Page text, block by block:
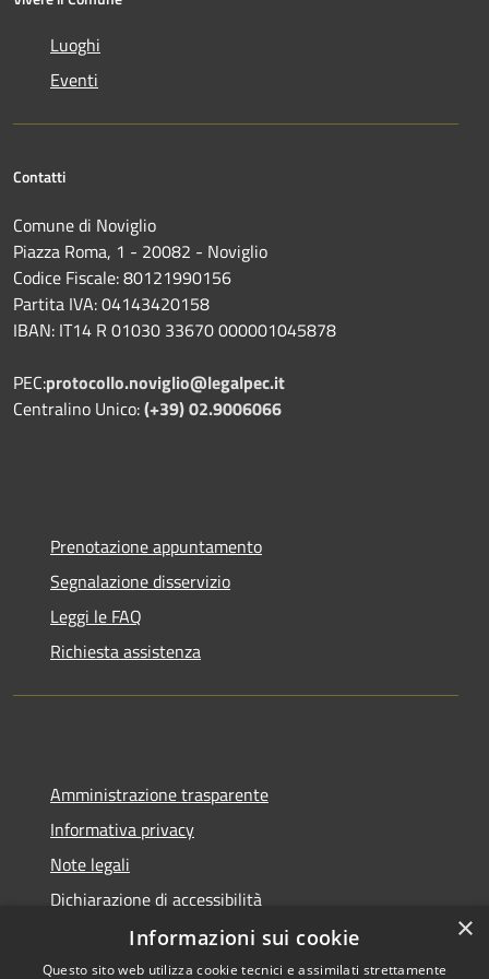
Luoghi
Eventi
Contatti
Comune di Noviglio
Piazza Roma, 1 - 20082 - Noviglio
Codice Fiscale: 80121990156
Partita IVA: 04143420158
IBAN: IT14 R 01030 33670 000001045878
PEC:protocollo.noviglio@legalpec.it
Centralino Unico:(+39) 02.9006066
Prenotazione appuntamento
Segnalazione disservizio
Leggi le FAQ
Richiesta assistenza
Amministrazione trasparente
Informativa privacy
Note legali
Dichiarazione di accessibilità
×
Informazioni sui cookie
Questo sito web utilizza cookie tecnici e assimilati strettamente